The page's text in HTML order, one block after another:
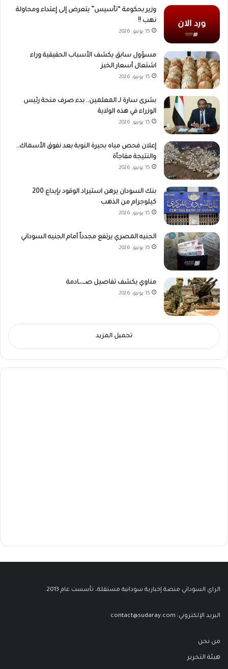
وزير بحكومة “تأسيس” يتعرض إلى إعتداء ومحاولة
نهب !!
15 يونيو، 2026
مسؤول سابق يكشف الأسباب الحقيقية وراء
اشتعال أسعار الخبز
15 يونيو، 2026
بشرى سارة لـ المعلمين.. بدء صرف منحة رئيس
الوزراء في هذه الولاية
15 يونيو، 2026
إعلان فحص مياه بحيرة النوبة بعد نفوق الأسماك..
والنتيجة مفاجأة
15 يونيو، 2026
بنك السودان يرهن استيراد الوقود بإيداع 200
كيلوجرام من الذهب
15 يونيو، 2026
الجنيه المصري يرتفع مجدداً أمام الجنيه السوداني
15 يونيو، 2026
مناوي يكشف تفاصيل صـ،،ـادمة
15 يونيو، 2026
تحميل المزيد
الراي السوداني منصة إخبارية سودانية مستقلة، تأسست عام 2013.
البريد الإلكتروني: contact@sudaray.com
من نحن
هيئة التحرير